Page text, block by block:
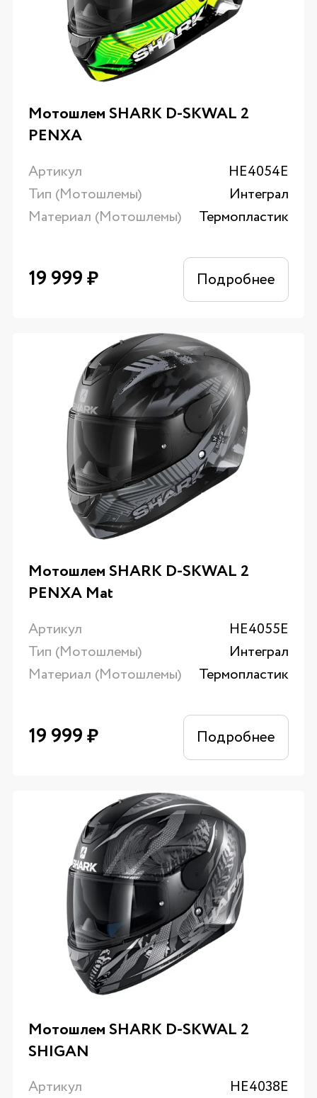
Мотошлем SHARK D-SKWAL 2
PENXA
Артикул
HE4054E
Тип (Мотошлемы)
Интеграл
Материал (Мотошлемы)
Термопластик
19 999₽ Подробнее
Мотошлем SHARK D-SKWAL 2
PENXA Mat
Артикул
HE4055E
Тип (Мотошлемы)
Интеграл
Материал (Мотошлемы)
Термопластик
19 999₽ Подробнее
Мотошлем SHARK D-SKWAL 2
SHIGAN
Артикул
HE4038E